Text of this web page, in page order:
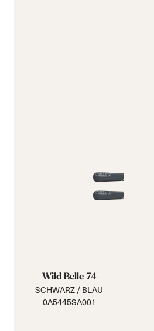
Wild Belle 74
SCHWARZ / BLAU
0A5445SA001